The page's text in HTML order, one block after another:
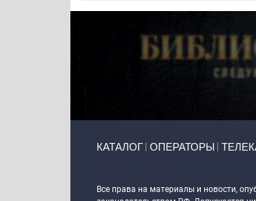
КАТАЛОГ ОПЕРАТОРЫ
Все права на материалы и новости,